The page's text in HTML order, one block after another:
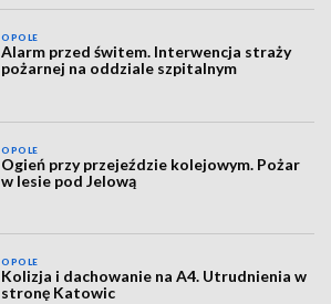
OPOLE
Alarm przed świtem. Interwencja straży
pożarnej na oddziale szpitalnym
OPOLE
Ogień przy przejeździe kolejowym. Pożar
w lesie pod Jelową
OPOLE
Kolizja i dachowanie na A4. Utrudnienia w
stronę Katowic